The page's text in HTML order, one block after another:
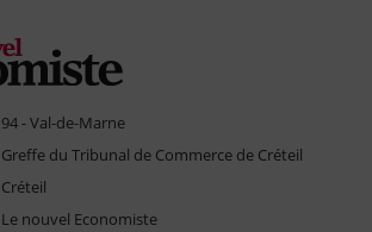
94 - Val-de-Marne
Greffe du Tribunal de Commerce de Créteil
Créteil
Le nouvel Economiste